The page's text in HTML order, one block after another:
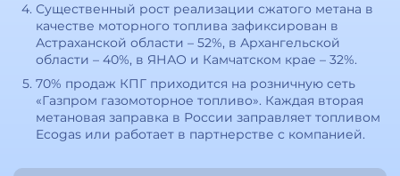
Существенный рост реализации сжатого метана в
качестве моторного топлива зафиксирован в
Астраханской области – 52%, в Архангельской
области – 40%, в ЯНАО и Камчатском крае – 32%.
70% продаж КПГ приходится на розничную сеть
«Газпром газомоторное топливо». Каждая вторая
метановая заправка в России заправляет топливом
Ecogas или работает в партнерстве с компанией.